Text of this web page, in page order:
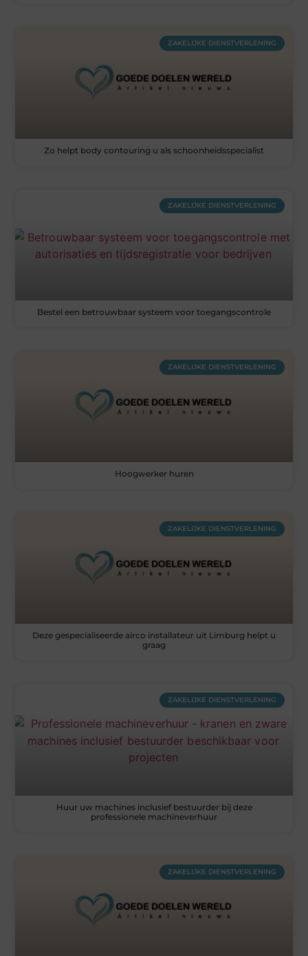
ZAKELIJKE DIENSTVERLENING
Zo helpt body contouring u als schoonheidsspecialist
ZAKELIJKE DIENSTVERLENING
Bestel een betrouwbaar systeem voor toegangscontrole
ZAKELIJKE DIENSTVERLENING
Hoogwerker huren
ZAKELIJKE DIENSTVERLENING
Deze gespecialiseerde airco installateur uit Limburg helpt u
graag
ZAKELIJKE DIENSTVERLENING
Huur uw machines inclusief bestuurder bij deze
professionele machineverhuur
ZAKELIJKE DIENSTVERLENING